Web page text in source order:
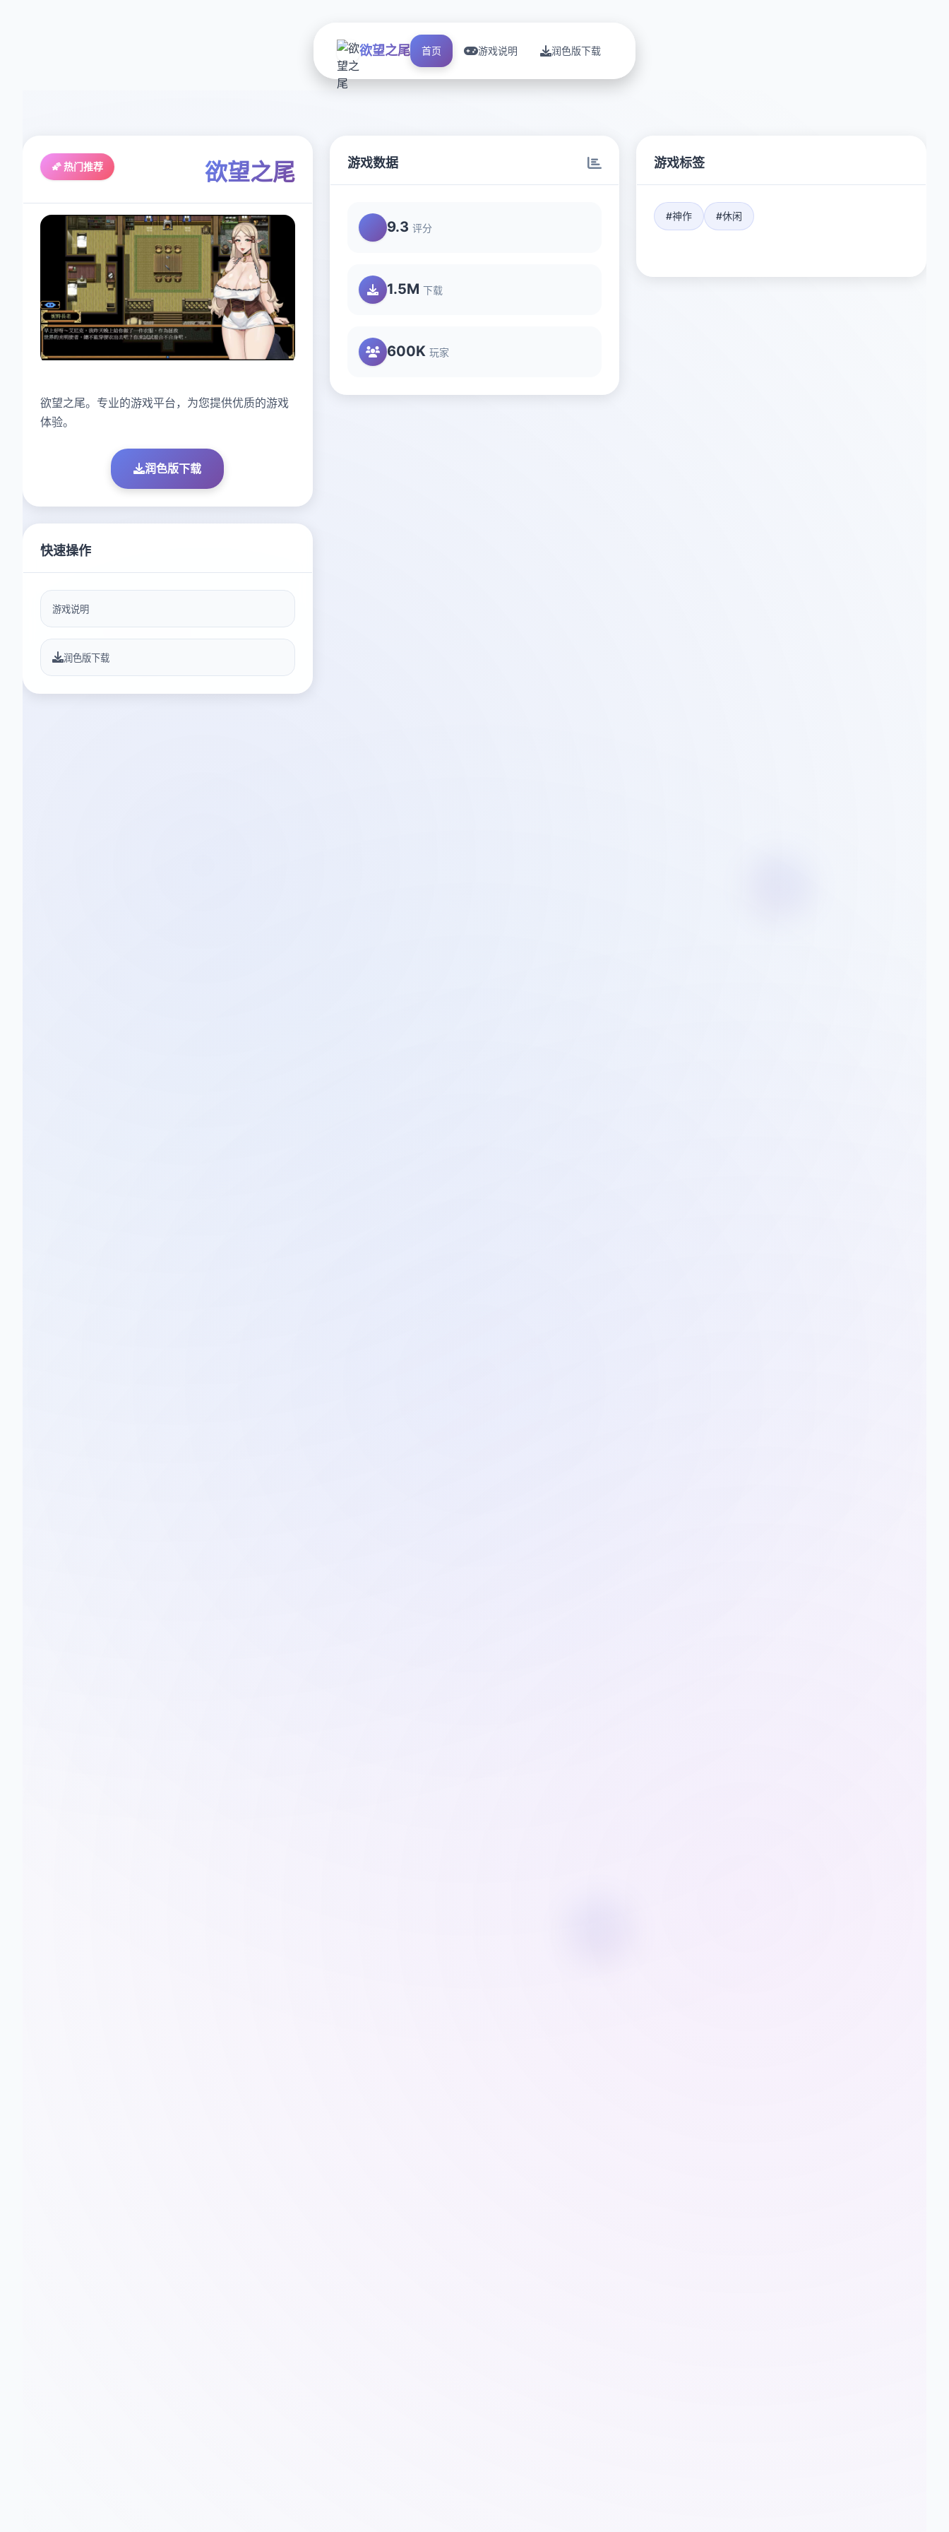
欲望之尾 首页 游戏说明 润色版下载
🌠 热门推荐 欲望之尾
欲望之尾。专业的游戏平台，为您提供优质的游戏
体验。
润色版下载
游戏数据
9.3 评分
1.5M 下载
600K 玩家
游戏标签
#神作 #休闲
快速操作
游戏说明
润色版下载